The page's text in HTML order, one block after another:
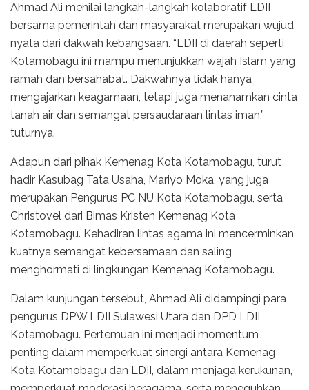
Ahmad Ali menilai langkah-langkah kolaboratif LDII
bersama pemerintah dan masyarakat merupakan wujud
nyata dari dakwah kebangsaan. “LDII di daerah seperti
Kotamobagu ini mampu menunjukkan wajah Islam yang
ramah dan bersahabat. Dakwahnya tidak hanya
mengajarkan keagamaan, tetapi juga menanamkan cinta
tanah air dan semangat persaudaraan lintas iman,”
tuturnya.
Adapun dari pihak Kemenag Kota Kotamobagu, turut
hadir Kasubag Tata Usaha, Mariyo Moka, yang juga
merupakan Pengurus PC NU Kota Kotamobagu, serta
Christovel dari Bimas Kristen Kemenag Kota
Kotamobagu. Kehadiran lintas agama ini mencerminkan
kuatnya semangat kebersamaan dan saling
menghormati di lingkungan Kemenag Kotamobagu.
Dalam kunjungan tersebut, Ahmad Ali didampingi para
pengurus DPW LDII Sulawesi Utara dan DPD LDII
Kotamobagu. Pertemuan ini menjadi momentum
penting dalam memperkuat sinergi antara Kemenag
Kota Kotamobagu dan LDII, dalam menjaga kerukunan,